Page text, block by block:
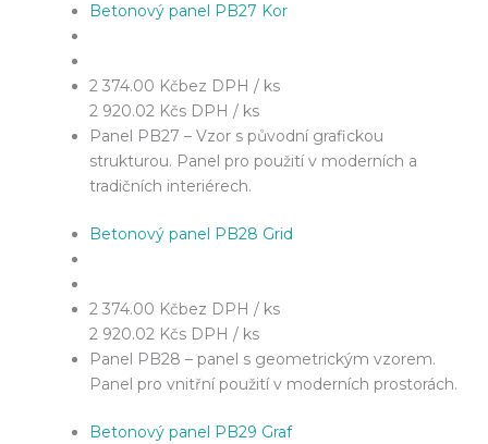
Betonový panel PB27 Kor
2 374.00 Kčbez DPH / ks
2 920.02 Kčs DPH / ks
Panel PB27 – Vzor s původní grafickou
strukturou. Panel pro použití v moderních a
tradičních interiérech.
Betonový panel PB28 Grid
2 374.00 Kčbez DPH / ks
2 920.02 Kčs DPH / ks
Panel PB28 – panel s geometrickým vzorem.
Panel pro vnitřní použití v moderních prostorách.
Betonový panel PB29 Graf